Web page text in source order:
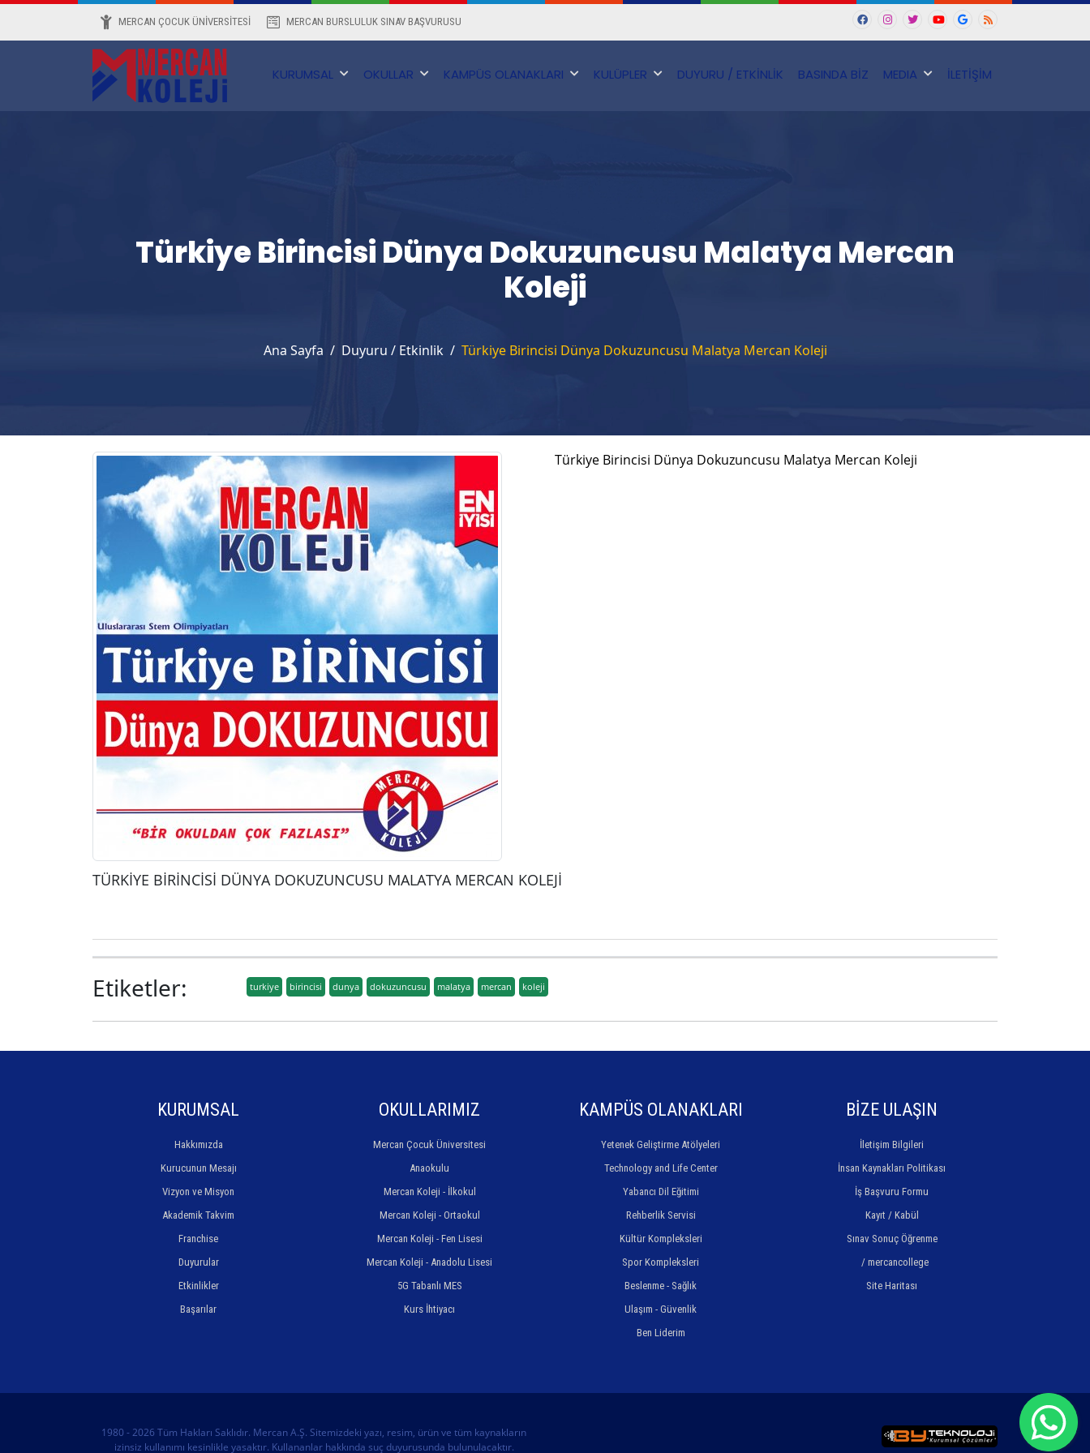
MERCAN ÇOCUK ÜNİVERSİTESİ MERCAN BURSLULUK SINAV BAŞVURUSU
KURUMSAL OKULLAR KAMPÜS OLANAKLARI KULÜPLER DUYURU / ETKİNLİK BASINDA BİZ MEDIA İLETİŞİM
Türkiye Birincisi Dünya Dokuzuncusu Malatya Mercan
Koleji
Ana Sayfa Duyuru / Etkinlik Türkiye Birincisi Dünya Dokuzuncusu Malatya Mercan Koleji
Türkiye Birincisi Dünya Dokuzuncusu Malatya Mercan Koleji
TÜRKİYE BİRİNCİSİ DÜNYA DOKUZUNCUSU MALATYA MERCAN KOLEJİ
Etiketler: turkiye birincisi dunya dokuzuncusu malatya mercan koleji
KURUMSAL
Hakkımızda
Kurucunun Mesajı
Vizyon ve Misyon
Akademik Takvim
Franchise
Duyurular
Etkinlikler
Başarılar
OKULLARIMIZ
Mercan Çocuk Üniversitesi
Anaokulu
Mercan Koleji - İlkokul
Mercan Koleji - Ortaokul
Mercan Koleji - Fen Lisesi
Mercan Koleji - Anadolu Lisesi
5G Tabanlı MES
Kurs İhtiyacı
KAMPÜS OLANAKLARI
Yetenek Geliştirme Atölyeleri
Technology and Life Center
Yabancı Dil Eğitimi
Rehberlik Servisi
Kültür Kompleksleri
Spor Kompleksleri
Beslenme - Sağlık
Ulaşım - Güvenlik
Ben Liderim
BİZE ULAŞIN
İletişim Bilgileri
İnsan Kaynakları Politikası
İş Başvuru Formu
Kayıt / Kabül
Sınav Sonuç Öğrenme
/ mercancollege
Site Haritası
1980 - 2026 Tüm Hakları Saklıdır. Mercan A.Ş. Sitemizdeki yazı, resim, ürün ve tüm kaynakların
izinsiz kullanımı kesinlikle yasaktır. Kullananlar hakkında suç duyurusunda bulunulacaktır.